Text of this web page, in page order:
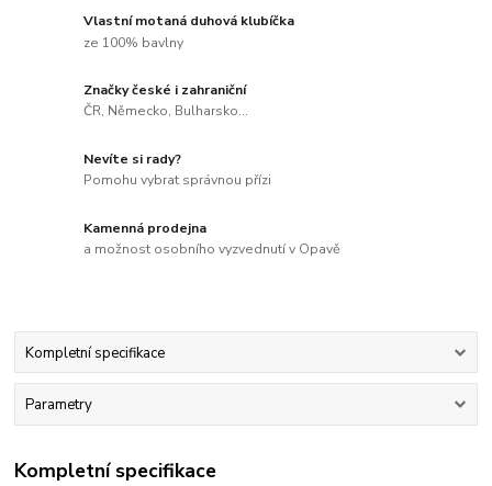
Vlastní motaná duhová klubíčka
ze 100% bavlny
Značky české i zahraniční
ČR, Německo, Bulharsko...
Nevíte si rady?
Pomohu vybrat správnou přízi
Kamenná prodejna
a možnost osobního vyzvednutí v Opavě
Kompletní specifikace
Parametry
Kompletní specifikace